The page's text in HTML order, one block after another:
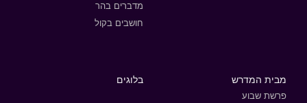
מדברים בהר
חושבים בקול
מבית המדרש
פרשת שבוע
בלוגים